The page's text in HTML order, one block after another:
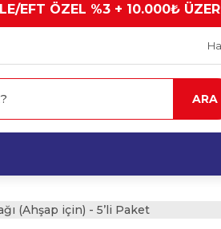
EFT ÖZEL %3 + 10.000₺
ARA
(Ahşap için) - 5’li Paket